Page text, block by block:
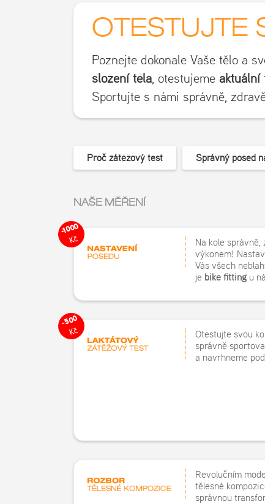
OTESTUJTE
Poznejte dokonale Vaše tělo a
složení těla, otestujeme aktuální
Sportujte s námi správně,
Proč zátěžový test Správný posed
NAŠE MĚŘENÍ
-1000
Kč
Na kole
výkonem!
Vás všech
je bike fittingu
-500
Kč
Otestujte svou
správně
a navrhneme
Revolučním
tělesné
správnou